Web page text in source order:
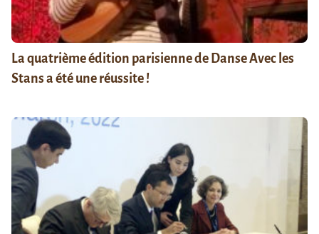
La quatrième édition parisienne de Danse Avec les
Stans a été une réussite !